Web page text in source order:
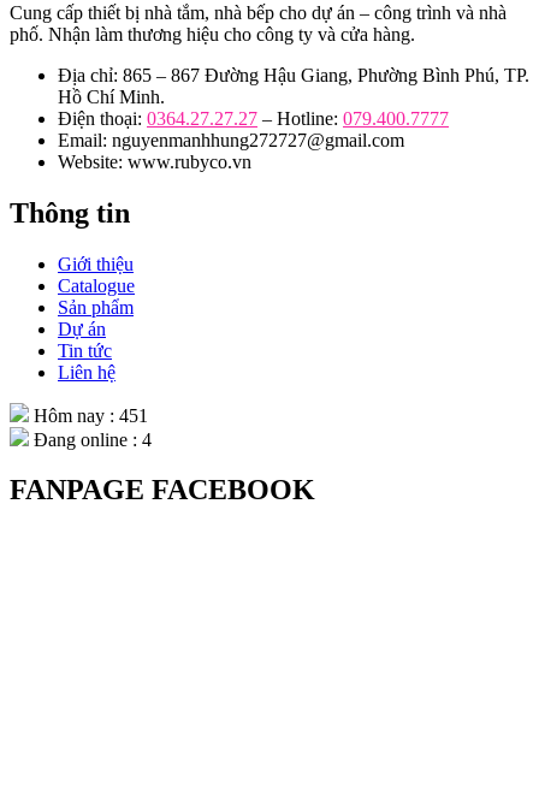
Cung cấp thiết bị nhà tắm, nhà bếp cho dự án – công trình và nhà
phố. Nhận làm thương hiệu cho công ty và cửa hàng.
Địa chỉ: 865 – 867 Đường Hậu Giang, Phường Bình Phú, TP.
Hồ Chí Minh.
Điện thoại: 0364.27.27.27 – Hotline: 079.400.7777
Email: nguyenmanhhung272727@gmail.com
Website: www.rubyco.vn
Thông tin
Giới thiệu
Catalogue
Sản phẩm
Dự án
Tin tức
Liên hệ
Hôm nay : 451
Đang online : 4
FANPAGE FACEBOOK